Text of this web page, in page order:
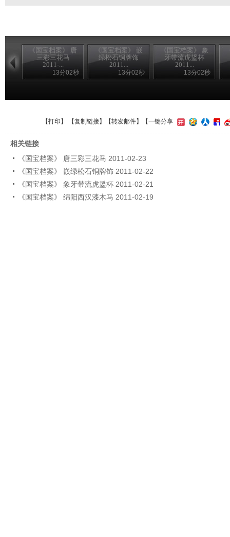
《国宝档案》 唐
三彩三花马
2011-...
13分02秒
《国宝档案》 嵌
绿松石铜牌饰
2011...
13分02秒
《国宝档案》 象
牙带流虎鋬杯
2011...
13分02秒
【打印 】 【复制链接】【转发邮件】 【一键分享
相关链接
《国宝档案》 唐三彩三花马 2011-02-23
《国宝档案》 嵌绿松石铜牌饰 2011-02-22
《国宝档案》 象牙带流虎鋬杯 2011-02-21
《国宝档案》 绵阳西汉漆木马 2011-02-19